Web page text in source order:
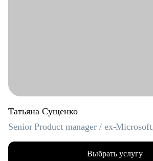
Татьяна Сущенко
Senior Product manager / ex-
Выбрать услугу